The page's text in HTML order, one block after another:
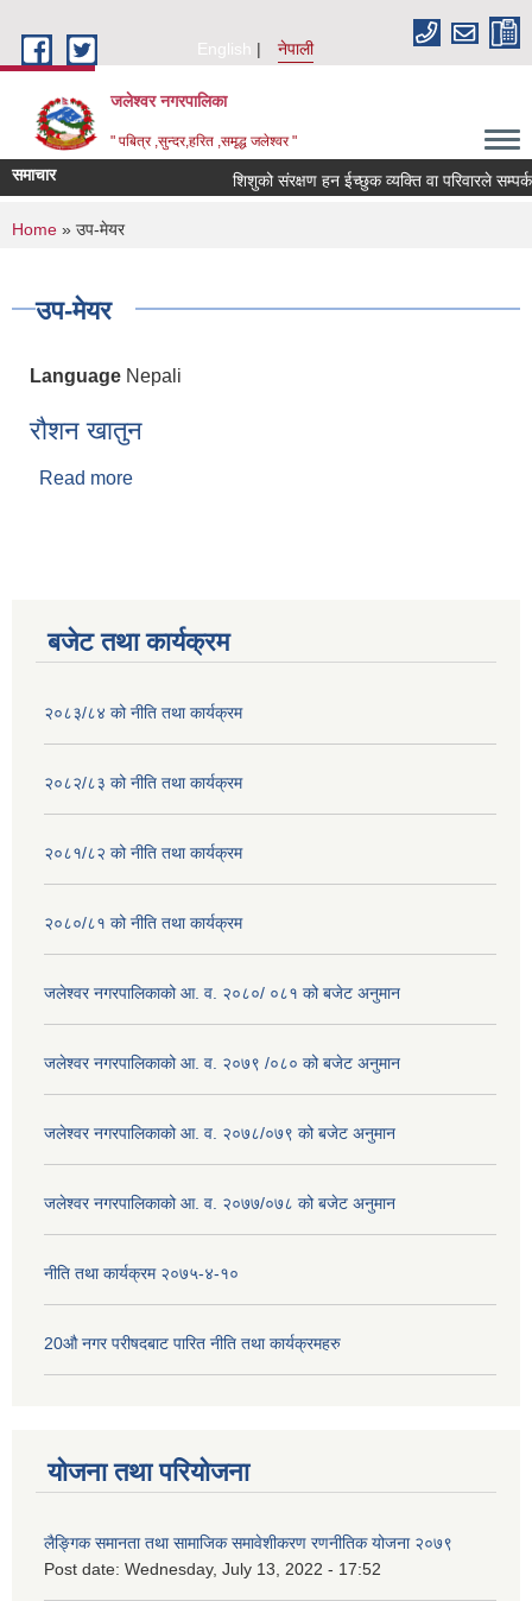
English
नेपाली
जलेश्वर नगरपालिका
" पबित्र ,सुन्दर,हरित ,समृद्ध जलेश्वर "
समाचार शिशुको संरक्षण हन ईच्छुक व्यक्ति वा परिवारले सम्पर्क
You are here
Home » उप-मेयर
उप-मेयर
Language Nepali
रौशन खातुन
Read more
बजेट तथा कार्यक्रम
२०८३/८४ को नीति तथा कार्यक्रम
२०८२/८३ को नीति तथा कार्यक्रम
२०८१/८२ को नीति तथा कार्यक्रम
२०८०/८१ को नीति तथा कार्यक्रम
जलेश्वर नगरपालिकाको आ. व. २०८०/ ०८१ को बजेट अनुमान
जलेश्वर नगरपालिकाको आ. व. २०७९ /०८० को बजेट अनुमान
जलेश्वर नगरपालिकाको आ. व. २०७८/०७९ को बजेट अनुमान
जलेश्वर नगरपालिकाको आ. व. २०७७/०७८ को बजेट अनुमान
नीति तथा कार्यक्रम २०७५-४-१०
20औ नगर परीषदबाट पारित नीति तथा कार्यक्रमहरु
योजना तथा परियोजना
लैङ्गिक समानता तथा सामाजिक समावेशीकरण रणनीतिक योजना २०७९
Post date: Wednesday, July 13, 2022 - 17:52